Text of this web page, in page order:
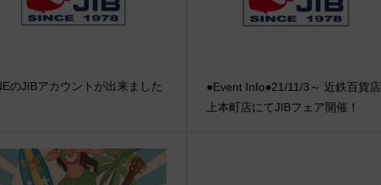
のJIBアカウントが出来ました
●Event Info●21/11/3～ 近鉄百貨店
上本町店にてJIBフェア開催！